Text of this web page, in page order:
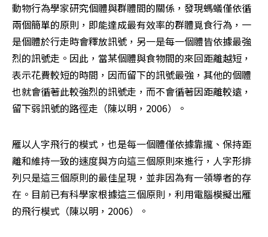
動物行為學家研究個體與群體間的關係，發現螞蟻僅依循
兩個簡單的原則，即能達成最有效率的群體覓食行為，一
是個體於行走時會釋放訊號，另一是每一個體皆依據最強
烈的訊號走。因此，當某個體與食物間的來回距離越短，
表示花費較短的時間，因而留下的訊號最強，其他的個體
也就會循著此較強烈的訊號走，而不會循著因距離較遠，
留下弱訊號的路徑走（陳以明，2006）。
雁以人字飛行的模式，也是每一個體僅依據靠攏、保持距
離和維持一致的速度與方向這三個原則來進行，人字形排
列只是這三個原則的最佳呈現，並非因為有一領導者的存
在。目前已有科學家根據這三個原則，利用電腦模擬出雁
的飛行模式（陳以明，2006）。